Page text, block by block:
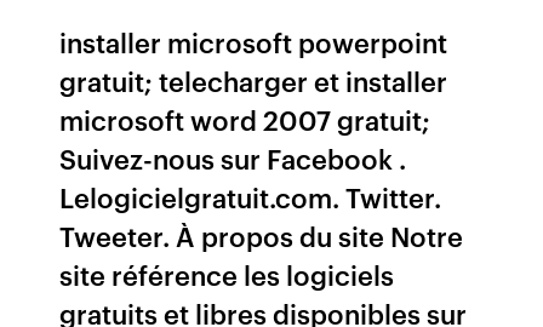
installer microsoft powerpoint
gratuit; telecharger et installer
microsoft word 2007 gratuit;
Suivez-nous sur Facebook .
Lelogicielgratuit.com. Twitter.
Tweeter. À propos du site Notre
site référence les logiciels
gratuits et libres disponibles sur